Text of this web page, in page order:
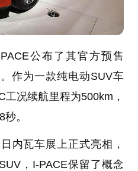
公布了其官方预售
作为一款纯电动SUV车
况续航里程为500km，
。
内瓦车展上正式亮相，
，I-PACE保留了概念